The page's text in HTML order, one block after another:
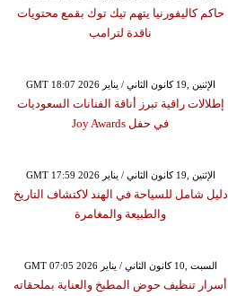
حاكم كاليفورنيا يتهم تيك توك بقمع محتويات
ناقدة لترامب
GMT 18:07 2026 الإثنين ,19 كانون الثاني / يناير
إطلالات راقية تبرز أناقة الفنانات السعوديات
في حفل Joy Awards
GMT 17:59 2026 الإثنين ,19 كانون الثاني / يناير
دليل شامل للسياحة في الهند لاكتشاف التاريخ
والطبيعة والمغامرة
GMT 07:05 2026 السبت ,10 كانون الثاني / يناير
أسرار تنظيف حوض المطبخ والعناية بملحقاته